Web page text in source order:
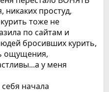
никаких простуд,
тоже не
по сайтам и
бросивших курить,
ощущения,
у меня
начала